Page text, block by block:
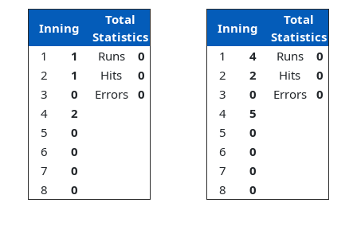
Inning
Total
Statistics
1
1 Runs
0
2
1 Hits
0
3
0 Errors
0
4
2
5
0
6
0
7
0
8
0
Inning
Total
Statistics
1
4 Runs
0
2
2 Hits
0
3
0 Errors
0
4
5
5
0
6
0
7
0
8
0